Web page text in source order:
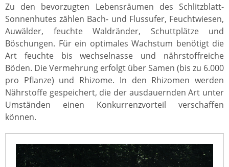
Zu den bevorzugten Lebensräumen des Schlitzblatt-
Sonnenhutes zählen Bach- und Flussufer, Feuchtwiesen,
Auwälder, feuchte Waldränder, Schuttplätze und
Böschungen. Für ein optimales Wachstum benötigt die
Art feuchte bis wechselnasse und nährstoffreiche
Böden. Die Vermehrung erfolgt über Samen (bis zu 6.000
pro Pflanze) und Rhizome. In den Rhizomen werden
Nährstoffe gespeichert, die der ausdauernden Art unter
Umständen einen Konkurrenzvorteil verschaffen
können.